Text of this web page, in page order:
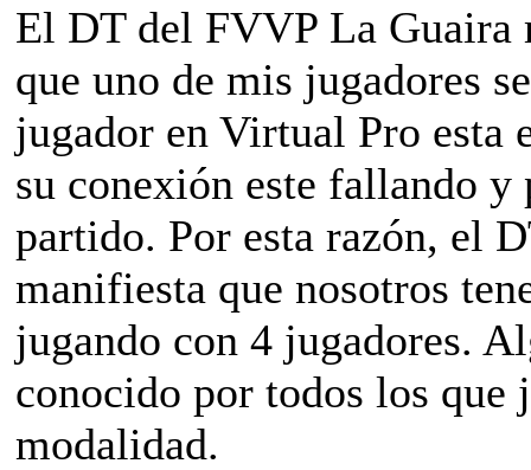
El DT del FVVP La Guaira
que uno de mis jugadores
jugador en Virtual Pro esta
su conexión este fallando y
partido. Por esta razón, el
manifiesta que nosotros
jugando con 4 jugadores.
conocido por todos los que
modalidad.